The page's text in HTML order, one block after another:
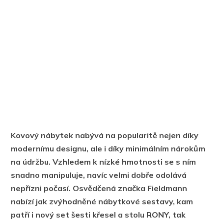
Kovový nábytek nabývá na popularitě nejen díky
modernímu designu, ale i díky minimálním nárokům
na údržbu. Vzhledem k nízké hmotnosti se s ním
snadno manipuluje, navíc velmi dobře odolává
nepřízni počasí. Osvědčená značka Fieldmann
nabízí jak zvýhodněné nábytkové sestavy, kam
patří i nový set šesti křesel a stolu RONY, tak